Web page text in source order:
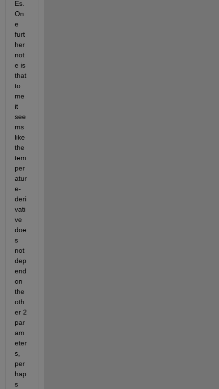
Es.
On
e
furt
her
not
e is
that
to
me
it
see
ms
like
the
tem
per
atur
e-
deri
vati
ve
doe
s
not
dep
end
on
the
oth
er 2
par
am
eter
s,
per
hap
s